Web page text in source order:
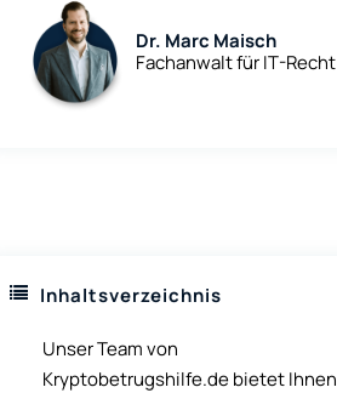
Dr. Marc Maisch
Fachanwalt für IT-Recht
Inhaltsverzeichnis
Unser Team von
Kryptobetrugshilfe.de bietet Ihnen